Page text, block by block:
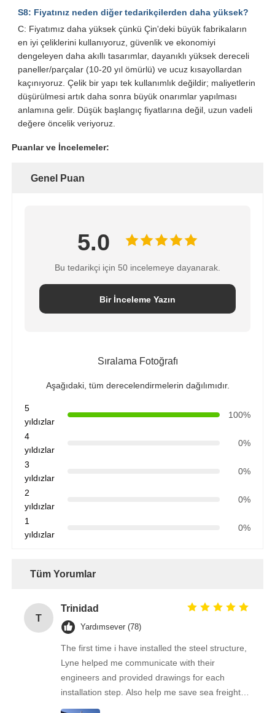
S8: Fiyatınız neden diğer tedarikçilerden daha yüksek?
C: Fiyatımız daha yüksek çünkü Çin'deki büyük fabrikaların
en iyi çeliklerini kullanıyoruz, güvenlik ve ekonomiyi
dengeleyen daha akıllı tasarımlar, dayanıklı yüksek dereceli
paneller/parçalar (10-20 yıl ömürlü) ve ucuz kısayollardan
kaçınıyoruz. Çelik bir yapı tek kullanımlık değildir; maliyetlerin
düşürülmesi artık daha sonra büyük onarımlar yapılması
anlamına gelir. Düşük başlangıç ​​fiyatlarına değil, uzun vadeli
değere öncelik veriyoruz.
Puanlar ve İncelemeler:
Genel Puan
5.0
Bu tedarikçi için 50 incelemeye dayanarak.
Bir İnceleme Yazın
Sıralama Fotoğrafı
Aşağıdaki, tüm derecelendirmelerin dağılımıdır.
5
yıldızlar
100%
4
yıldızlar
0%
3
yıldızlar
0%
2
yıldızlar
0%
1
yıldızlar
0%
Tüm Yorumlar
T
Trinidad
Yardımsever (78)
The first time i have installed the steel structure,
Lyne helped me communicate with their
engineers and provided drawings for each
installation step. Also help me save sea freight
by checking with different shipping companies,